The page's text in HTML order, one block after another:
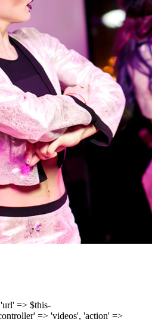
=> $this-
=> 'videos', 'action' =>